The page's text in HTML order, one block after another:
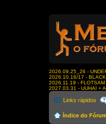
2026.09.25_26 -
2026.10.16/17 - BLACK
2026.11.19 - FLOTSAM
2027.03.31 - UUHAI +
Links rápidos
Índice do Fórum